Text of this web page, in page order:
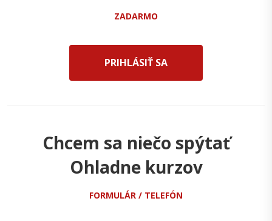
ZADARMO
PRIHLÁSIŤ SA
Chcem sa niečo spýtať
Ohladne kurzov
FORMULÁR / TELEFÓN